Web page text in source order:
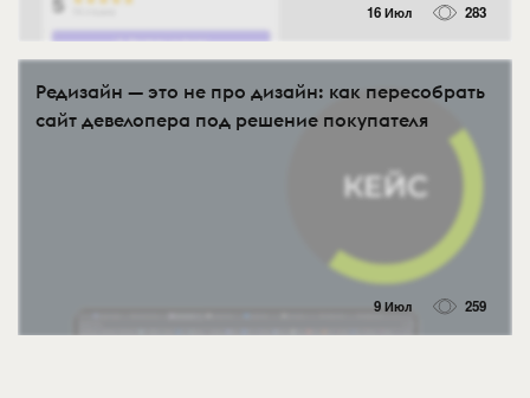
16 Июл 283
Редизайн — это не про дизайн: как пересобрать
сайт девелопера под решение покупателя
9 Июл 259